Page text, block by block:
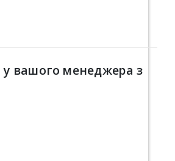
у вашого менеджера з